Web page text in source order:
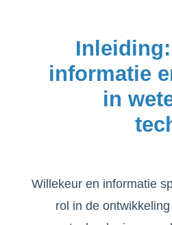
informatie
in
Willekeur en informatie
rol in de